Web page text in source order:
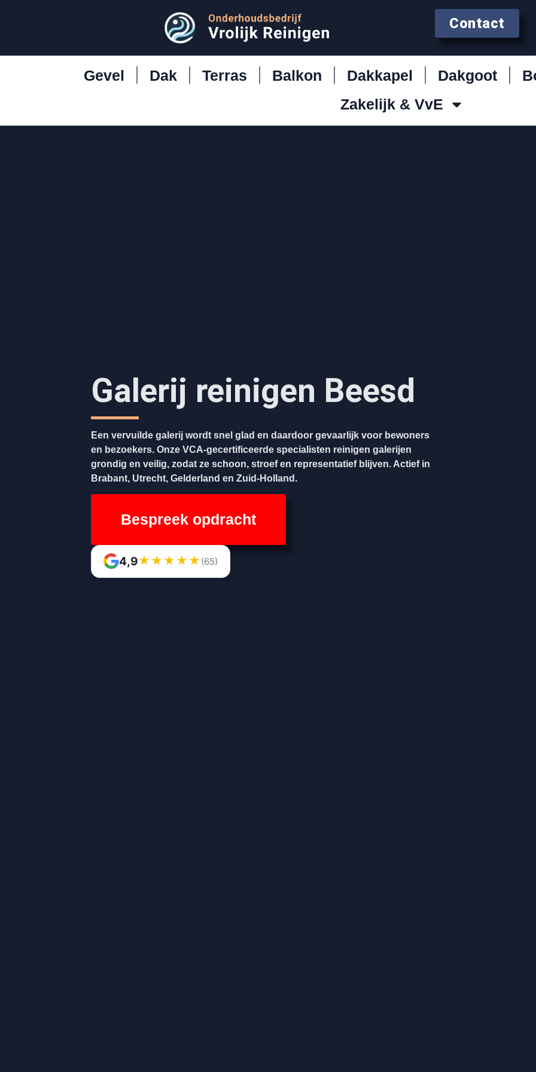
Contact
Gevel Dak Terras Balkon Dakkapel Dakgoot
Zakelijk & VvE
Galerij reinigen Beesd
Een vervuilde galerij wordt snel glad en daardoor gevaarlijk voor bewoners
en bezoekers. Onze VCA-gecertificeerde specialisten reinigen galerijen
grondig en veilig, zodat ze schoon, stroef en representatief blijven. Actief in
Brabant, Utrecht, Gelderland en Zuid-Holland.
Bespreek opdracht
4,9★ ★ ★ ★ ★ (65)